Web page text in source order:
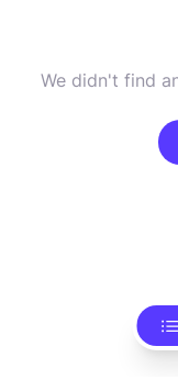
We didn't find